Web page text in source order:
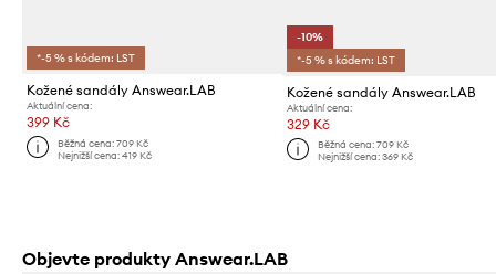
*-5 % s kódem: LST
Kožené sandály Answear.LAB
Aktuální cena:
399 Kč
Běžná cena:709 Kč
Nejnižší cena:419 Kč
-10%
*-5 % s kódem: LST
Kožené sandály Answear.LAB
Aktuální cena:
329 Kč
Běžná cena: 709 Kč
Nejnižší cena: 369 Kč
Objevte produkty Answear.LAB